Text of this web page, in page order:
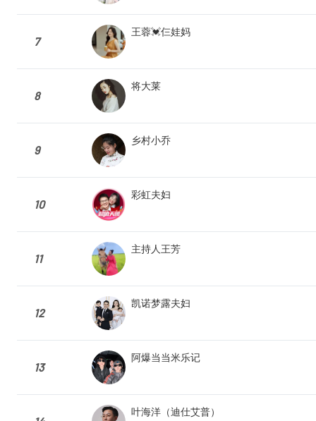
7
王蓉💓仨娃妈
8
将大莱
9
乡村小乔
10
彩虹夫妇
11
主持人王芳
12
凯诺梦露夫妇
13
阿爆当当米乐记
叶海洋（迪仕艾普）